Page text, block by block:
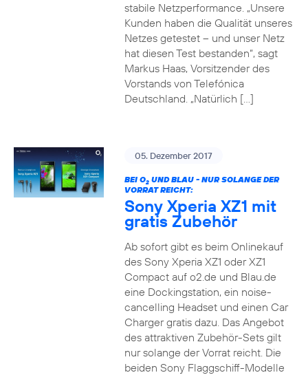
stabile Netzperformance. „Unsere
Kunden haben die Qualität unseres
Netzes getestet – und unser Netz
hat diesen Test bestanden“, sagt
Markus Haas, Vorsitzender des
Vorstands von Telefónica
Deutschland. „Natürlich […]
05. Dezember 2017
BEI O2UND BLAU - NUR SOLANGE DER
VORRAT REICHT:
Sony Xperia XZ1 mit
gratis Zubehör
Ab sofort gibt es beim Onlinekauf
des Sony Xperia XZ1 oder XZ1
Compact auf o2.de und Blau.de
eine Dockingstation, ein noise-
cancelling Headset und einen Car
Charger gratis dazu. Das Angebot
des attraktiven Zubehör-Sets gilt
nur solange der Vorrat reicht. Die
beiden Sony Flaggschiff-Modelle